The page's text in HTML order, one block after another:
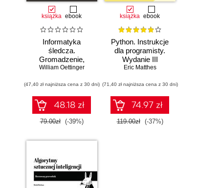
książka ebook
Informatyka
śledcza.
Gromadzenie,
analiza i
dowodów
elektronicznych dla
początkujących.
Wydanie II
William Oettinger
(47,40 zł najniższa cena z 30 dni)
48.18 zł
79.00zł (-39%)
książka ebook
Python. Instrukcje
dla programisty.
Wydanie III
Eric Matthes
(71,40 zł najniższa cena z 30 dni)
74.97 zł
119.00zł (-37%)